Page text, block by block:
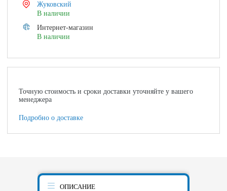
Жуковский
В наличии
Интернет-магазин
В наличии
Точную стоимость и сроки доставки уточняйте у вашего
менеджера
Подробно о доставке
ОПИСАНИЕ